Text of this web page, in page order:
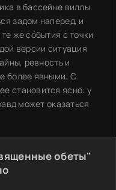
в бассейне виллы.
задом наперед, и
же события с точки
версии ситуация
ревность и
более явными. С
становится ясно: у
может оказаться
обеты"